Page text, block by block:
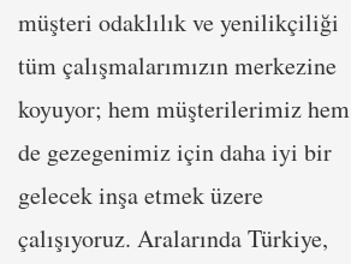
müşteri odaklılık ve yenilikçiliği
tüm çalışmalarımızın merkezine
koyuyor; hem müşterilerimiz hem
de gezegenimiz için daha iyi bir
gelecek inşa etmek üzere
çalışıyoruz. Aralarında Türkiye,